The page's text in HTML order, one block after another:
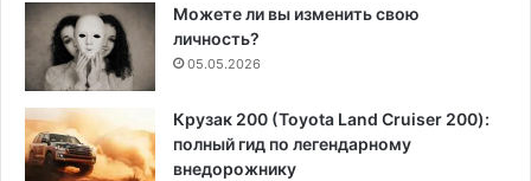
Можете ли вы изменить свою
личность?
05.05.2026
Крузак 200 (Toyota Land Cruiser 200):
полный гид по легендарному
внедорожнику